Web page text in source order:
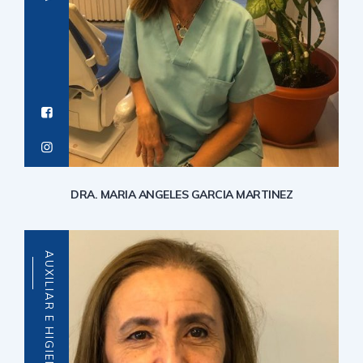
DRA. MARIA ANGELES GARCIA MARTINEZ
AUXILIAR E HIGIENISTA